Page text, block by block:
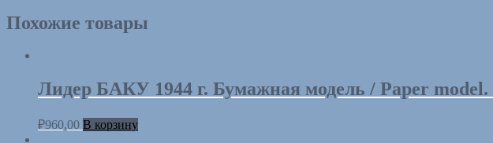
Похожие товары
Лидер БАКУ 1944 г. Бумажная модель / Paper
₽960,00 В корзину